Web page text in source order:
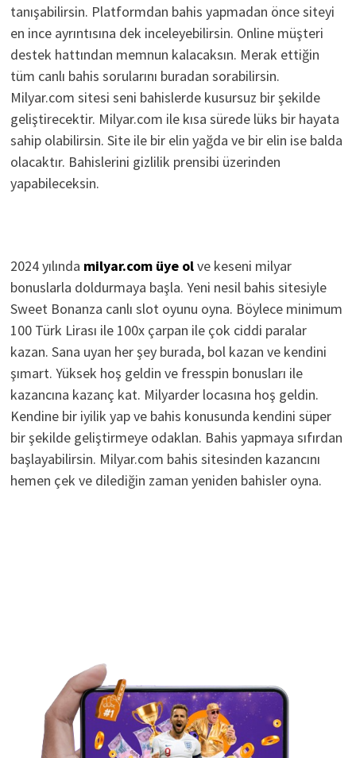
tanışabilirsin. Platformdan bahis yapmadan önce siteyi
en ince ayrıntısına dek inceleyebilirsin. Online müşteri
destek hattından memnun kalacaksın. Merak ettiğin
tüm canlı bahis sorularını buradan sorabilirsin.
Milyar.com sitesi seni bahislerde kusursuz bir şekilde
geliştirecektir. Milyar.com ile kısa sürede lüks bir hayata
sahip olabilirsin. Site ile bir elin yağda ve bir elin ise balda
olacaktır. Bahislerini gizlilik prensibi üzerinden
yapabileceksin.
2024 yılında milyar.com üye olve keseni milyar
bonuslarla doldurmaya başla. Yeni nesil bahis sitesiyle
Sweet Bonanza canlı slot oyunu oyna. Böylece minimum
100 Türk Lirası ile 100x çarpan ile çok ciddi paralar
kazan. Sana uyan her şey burada, bol kazan ve kendini
şımart. Yüksek hoş geldin ve fresspin bonusları ile
kazancına kazanç kat. Milyarder locasına hoş geldin.
Kendine bir iyilik yap ve bahis konusunda kendini süper
bir şekilde geliştirmeye odaklan. Bahis yapmaya sıfırdan
başlayabilirsin. Milyar.com bahis sitesinden kazancını
hemen çek ve dilediğin zaman yeniden bahisler oyna.